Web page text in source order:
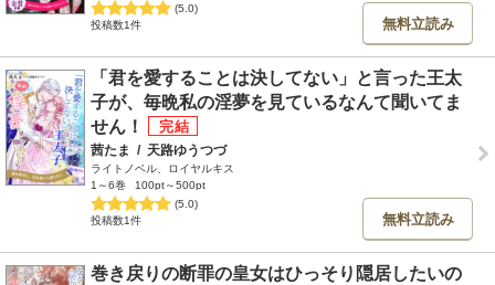
(5.0)
投稿数1件
無料立読み
「君を愛することは決してない」と言った王太
子が、毎晩私の淫夢を見ているなんて聞いてま
せん！
茜たま / 天路ゆうつづ
ライトノベル、ロイヤルキス
1～6巻
100pt～500pt
(5.0)
投稿数1件
無料立読み
巻き戻りの断罪の皇女はひっそり隠居したいの